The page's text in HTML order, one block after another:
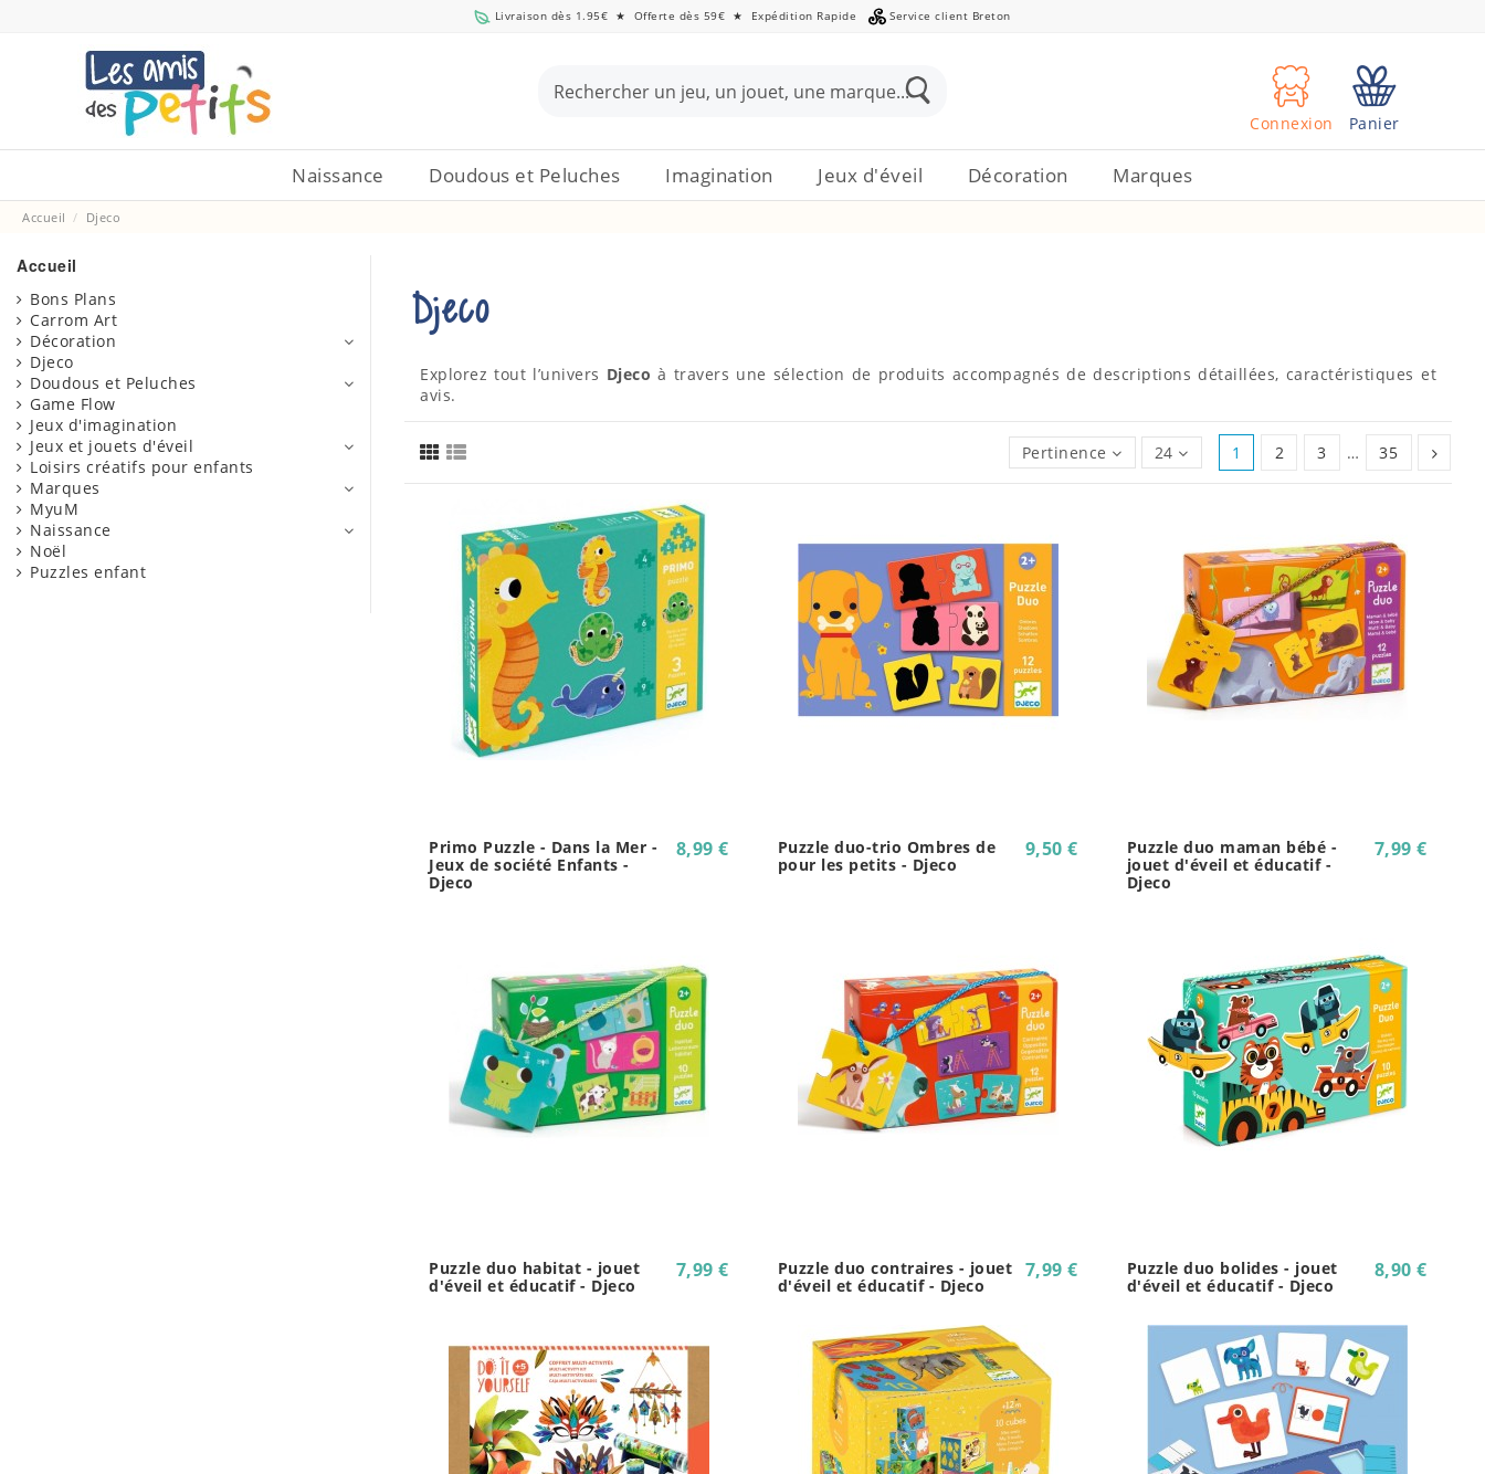
Livraison dès 1.95€ ★ Offerte dès 59€ ★ Expédition Rapide Service client Breton
Connexion Panier
Naissance Doudous et Peluches Imagination Jeux d'éveil Décoration Marques
Accueil Djeco
Djeco
Explorez tout l’univers Djeco à travers une sélection de produits accompagnés de descriptions détaillées, caractéristiques et
avis.
Pertinence 24 1 2 3 … 35
Primo Puzzle - Dans la Mer -
Jeux de société Enfants -
Djeco
8,99 €
Puzzle duo-trio Ombres de
pour les petits - Djeco
9,50 €
Puzzle duo maman bébé -
jouet d'éveil et éducatif -
Djeco
7,99 €
Puzzle duo habitat - jouet
d'éveil et éducatif - Djeco
7,99 €
Puzzle duo contraires - jouet
d'éveil et éducatif - Djeco
7,99 €
Puzzle duo bolides - jouet
d'éveil et éducatif - Djeco
8,90 €
Accueil
Bons Plans
Carrom Art
Décoration
Djeco
Doudous et Peluches
Game Flow
Jeux d'imagination
Jeux et jouets d'éveil
Loisirs créatifs pour enfants
Marques
MyuM
Naissance
Noël
Puzzles enfant